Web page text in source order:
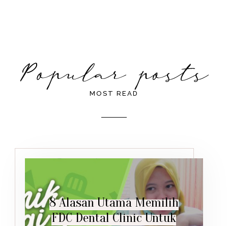
MOST READ
8 Alasan Utama Memilih
FDC Dental Clinic Untuk